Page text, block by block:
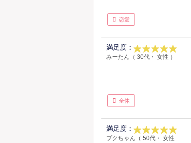
恋愛
満足度：
みーたん（ 30代・ 女性 ）
全体
満足度：
プクちゃん（ 50代・ 女性